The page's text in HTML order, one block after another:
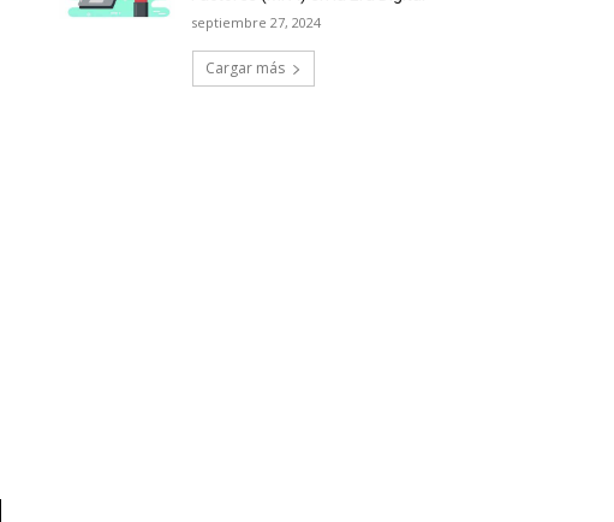
septiembre 27, 2024
Cargar más